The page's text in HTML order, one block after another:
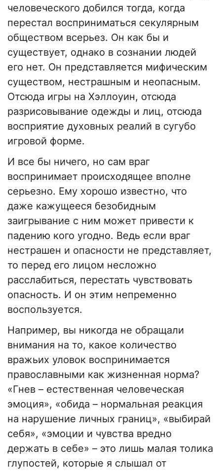
человеческого добился тогда, когда
перестал восприниматься секулярным
обществом всерьез. Он как бы и
существует, однако в сознании людей
его нет. Он представляется мифическим
существом, нестрашным и неопасным.
Отсюда игры на Хэллоуин, отсюда
разрисовывание одежды и лиц, отсюда
восприятие духовных реалий в сугубо
игровой форме.
И все бы ничего, но сам враг
воспринимает происходящее вполне
серьезно. Ему хорошо известно, что
даже кажущееся безобидным
заигрывание с ним может привести к
падению кого угодно. Ведь если враг
нестрашен и опасности не представляет,
то перед его лицом несложно
расслабиться, перестать чувствовать
опасность. И он этим непременно
воспользуется.
Например, вы никогда не обращали
внимания на то, какое количество
вражьих уловок воспринимается
православными как жизненная норма?
«Гнев – естественная человеческая
эмоция», «обида – нормальная реакция
на нарушение личных границ», «выбирай
себя», «эмоции и чувства вредно
держать в себе» – это лишь малая толика
глупостей, которые я слышал от